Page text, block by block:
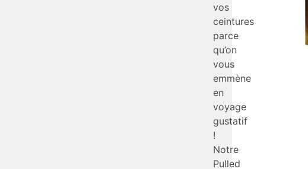
vos
ceintures
parce
qu’on
vous
emmène
en
voyage
gustatif
!
Notre
Pulled